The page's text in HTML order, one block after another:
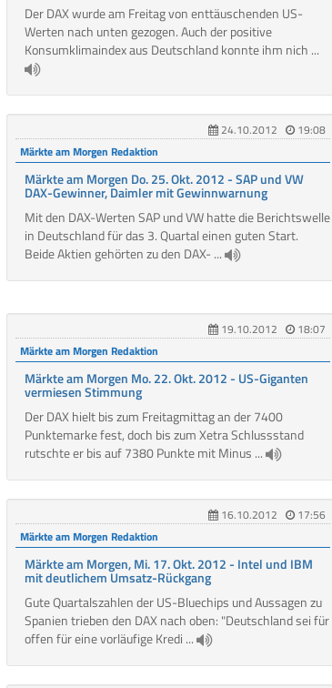
Der DAX wurde am Freitag von enttäuschenden US-
Werten nach unten gezogen. Auch der positive
Konsumklimaindex aus Deutschland konnte ihm nich ...
24.10.2012
19:08
Märkte am Morgen Redaktion
Märkte am Morgen Do. 25. Okt. 2012 - SAP und VW
DAX-Gewinner, Daimler mit Gewinnwarnung
Mit den DAX-Werten SAP und VW hatte die Berichtswelle
in Deutschland für das 3. Quartal einen guten Start.
Beide Aktien gehörten zu den DAX- ...
19.10.2012
18:07
Märkte am Morgen Redaktion
Märkte am Morgen Mo. 22. Okt. 2012 - US-Giganten
vermiesen Stimmung
Der DAX hielt bis zum Freitagmittag an der 7400
Punktemarke fest, doch bis zum Xetra Schlussstand
rutschte er bis auf 7380 Punkte mit Minus ...
16.10.2012
17:56
Märkte am Morgen Redaktion
Märkte am Morgen, Mi. 17. Okt. 2012 - Intel und IBM
mit deutlichem Umsatz-Rückgang
Gute Quartalszahlen der US-Bluechips und Aussagen zu
Spanien trieben den DAX nach oben: "Deutschland sei für
offen für eine vorläufige Kredi ...